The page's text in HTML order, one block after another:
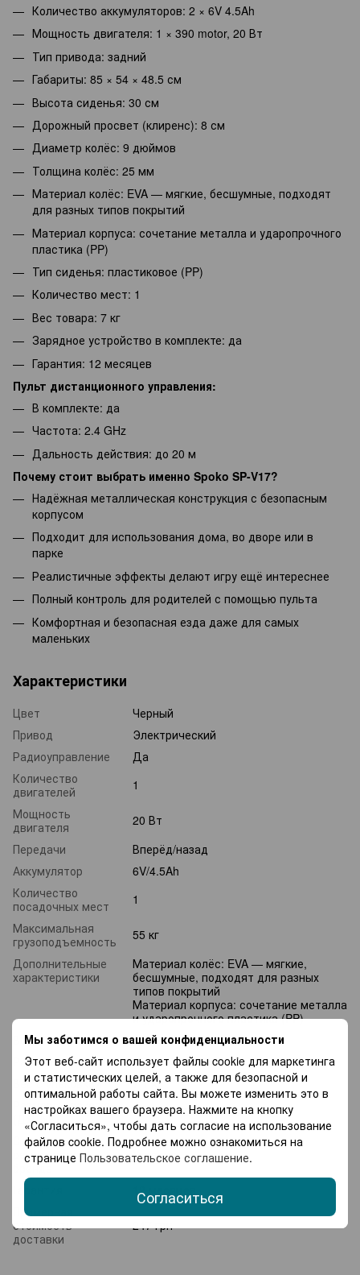
Мы заботимся о вашей конфиденциальности
Этот веб-сайт использует файлы cookie для маркетинга
и статистических целей, а также для безопасной и
оптимальной работы сайта. Вы можете изменить это в
настройках вашего браузера. Нажмите на кнопку
«Согласиться», чтобы дать согласие на использование
файлов cookie. Подробнее можно ознакомиться на
странице Пользовательское соглашение.
Согласиться
Количество аккумуляторов: 2 × 6V 4.5Ah
Мощность двигателя: 1 × 390 motor, 20 Вт
Тип привода: задний
Габариты: 85 × 54 × 48.5 см
Высота сиденья: 30 см
Дорожный просвет (клиренс): 8 см
Диаметр колёс: 9 дюймов
Толщина колёс: 25 мм
Материал колёс: EVA — мягкие, бесшумные, подходят
для разных типов покрытий
Материал корпуса: сочетание металла и ударопрочного
пластика (PP)
Тип сиденья: пластиковое (PP)
Количество мест: 1
Вес товара: 7 кг
Зарядное устройство в комплекте: да
Гарантия: 12 месяцев
Пульт дистанционного управления:
В комплекте: да
Частота: 2.4 GHz
Дальность действия: до 20 м
Почему стоит выбрать именно Spoko SP-V17?
Надёжная металлическая конструкция с безопасным
корпусом
Подходит для использования дома, во дворе или в
парке
Реалистичные эффекты делают игру ещё интереснее
Полный контроль для родителей с помощью пульта
Комфортная и безопасная езда даже для самых
маленьких
Характеристики
Цвет
Черный
Привод
Электрический
Радиоуправление
Да
Количество
двигателей
1
Мощность
двигателя
20 Вт
Передачи
Вперёд/назад
Аккумулятор
6V/4.5Ah
Количество
посадочных мест
1
Максимальная
грузоподъемность
55 кг
Дополнительные
характеристики
Материал колёс: EVA — мягкие,
бесшумные, подходят для разных
типов покрытий
Материал корпуса: сочетание металла
и ударопрочного пластика (PP)
Вес
7 кг
Размеры (ДхШхВ)
85 × 54 × 48.5 см
Вес с упаковкой
7,1 кг
Размеры упаковки
(ДхШхВ)
86,5 x 24,5 x 26,5 см
Страна
регистрации
бренда
Украина
12 месяцев
Примерная
стоимость
доставки
247 грн